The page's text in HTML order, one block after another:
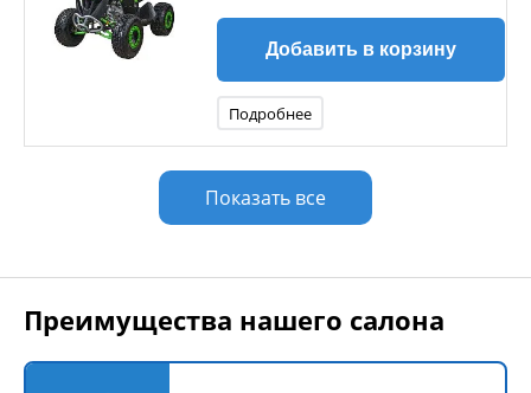
Добавить в корзину
Подробнее
Показать все
Преимущества нашего салона